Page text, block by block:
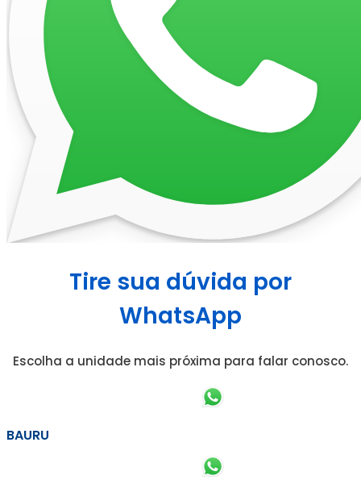
Tire sua dúvida por
WhatsApp
Escolha a unidade mais próxima para falar conosco.
BAURU